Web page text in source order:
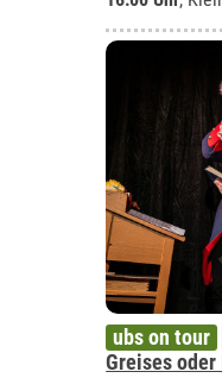
ubs on tour
Greises oder